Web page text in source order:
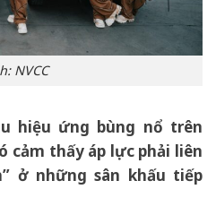
NVCC
hiệu ứng bùng nổ trên
cảm thấy áp lực phải liên
ở những sân khấu tiếp